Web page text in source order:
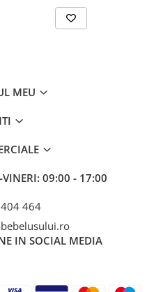
MEU
09:00 - 17:00
464
IN SOCIAL MEDIA